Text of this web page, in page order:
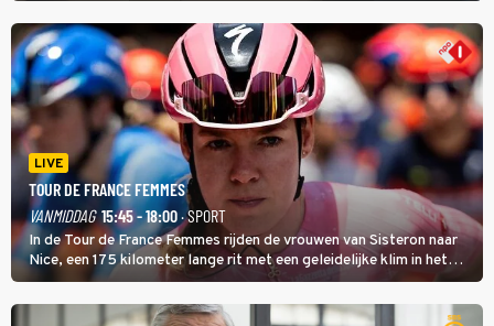
LIVE
TOUR DE FRANCE FEMMES
VANMIDDAG 15:45 - 18:00· SPORT
In de Tour de France Femmes rijden de vrouwen van Sisteron naar
Nice, een 175 kilometer lange rit met een geleidelijke klim in het
midden. Dat is mogelijk niet de zwaarste hindernis, dat is de
temperatuur. Het kan in Nice namelijk bloedheet worden.